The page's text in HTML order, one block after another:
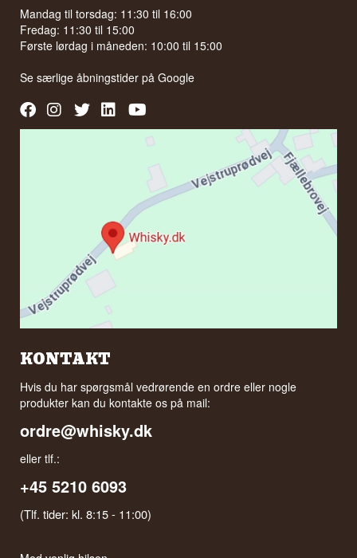
Mandag til torsdag: 11:30 til 16:00
Fredag: 11:30 til 15:00
Første lørdag i måneden: 10:00 til 15:00
Se særlige åbningstider påGoogle
KONTAKT
Hvis du har spørgsmål vedrørende en ordre eller nogle
produkter kan du kontakte os på mail:
ordre@whisky.dk
eller tlf.:
+45 5210 6093
(Tlf. tider: kl. 8:15 - 11:00)